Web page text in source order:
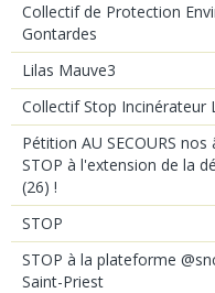
Collectif de Protection
Gontardes
Lilas Mauve3
Collectif Stop Incinérateur
Pétition AU SECOURS
STOP à l'extension de la
(26) !
STOP
STOP à la plateforme
Saint-Priest